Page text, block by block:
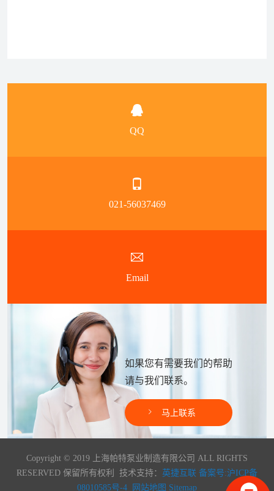
QQ
021-56037469
Email
如果您有需要我们的帮助
请与我们联系。
马上联系
Copyright © 2019 上海帕特泵业制造有限公司 ALL RIGHTS
RESERVED 保留所有权利 技术支持： 英捷互联 备案号:沪ICP备
08010585号-4
网站地图 Sitemap